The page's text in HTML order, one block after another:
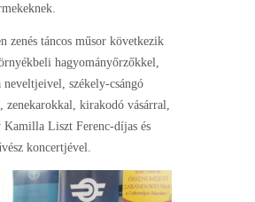
zenés táncos műsor következik
hagyományőrzőkkel,
neveltjeivel, székely-csángó
zenekarokkal, kirakodó vásárral,
Kamilla Liszt Ferenc-díjas és
koncertjével.